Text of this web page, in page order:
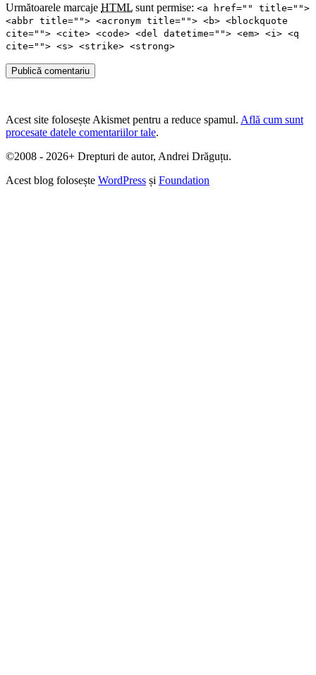
Următoarele marcaje HTML sunt permise: <a href="" title="">
<abbr title=""> <acronym title=""> <b> <blockquote
cite=""> <cite> <code> <del datetime=""> <em> <i> <q
cite=""> <s> <strike> <strong>
Publică comentariu
Acest site folosește Akismet pentru a reduce spamul. Află cum sunt
procesate datele comentariilor tale.
©2008 - 2026+ Drepturi de autor, Andrei Drăguțu.
Acest blog folosește WordPress și Foundation